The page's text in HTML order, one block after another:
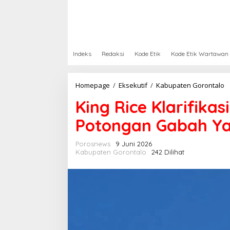
Indeks Redaksi Kode Etik Kode Etik Wartawan
Homepage / Eksekutif / Kabupaten Gorontalo
n
g
R
i
l
King Rice
Potongan Gabah
Porosnews
9 Juni 2026
Kabupaten Gorontalo
242 Dilihat